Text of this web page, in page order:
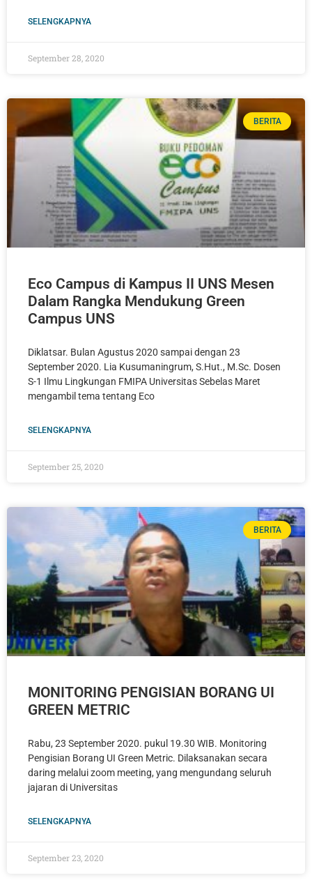
SELENGKAPNYA
September 28, 2020
BERITA
Eco Campus di Kampus II UNS Mesen
Dalam Rangka Mendukung Green
Campus UNS
Diklatsar. Bulan Agustus 2020 sampai dengan 23
September 2020. Lia Kusumaningrum, S.Hut., M.Sc. Dosen
S-1 Ilmu Lingkungan FMIPA Universitas Sebelas Maret
mengambil tema tentang Eco
SELENGKAPNYA
September 25, 2020
BERITA
MONITORING PENGISIAN BORANG UI
GREEN METRIC
Rabu, 23 September 2020. pukul 19.30 WIB. Monitoring
Pengisian Borang UI Green Metric. Dilaksanakan secara
daring melalui zoom meeting, yang mengundang seluruh
jajaran di Universitas
SELENGKAPNYA
September 23, 2020